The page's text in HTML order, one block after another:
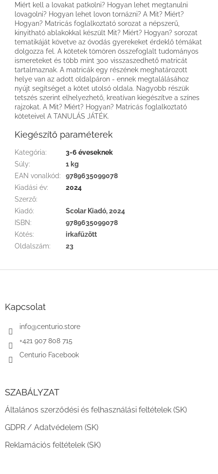
Miért kell a lovakat patkolni? Hogyan lehet megtanulni
lovagolni? Hogyan lehet lovon tornázni? A Mit? Miért?
Hogyan? Matricás foglalkoztató sorozat a népszerű,
kinyitható ablakokkal készült Mit? Miért? Hogyan? sorozat
tematikáját követve az óvodás gyerekeket érdeklő témákat
dolgozza fel. A kötetek tömören összefoglalt tudományos
ismereteket és több mint 300 visszaszedhető matricát
tartalmaznak. A matricák egy részének meghatározott
helye van az adott oldalpáron - ennek megtalálásához
nyújt segítséget a kötet utolsó oldala. Nagyobb részük
tetszés szerint elhelyezhető, kreatívan kiegészítve a színes
rajzokat. A Mit? Miért? Hogyan? Matricás foglalkoztató
köteteivel A TANULÁS JÁTÉK.
Kiegészítő paraméterek
Kategória:
3-6 éveseknek
Súly:
1 kg
EAN vonalkód:
9789635099078
Kiadási év:
2024
Szerző:
Kiadó:
Scolar Kiadó, 2024
ISBN:
9789635099078
Kötés:
irkafűzött
Oldalszám: 23
Kapcsolat
info@centurio.store
+421 907 808 715
Centurio Facebook
SZABÁLYZAT
Általános szerződési és felhasználási feltételek (SK)
GDPR / Adatvédelem (SK)
Reklamációs feltételek (SK)